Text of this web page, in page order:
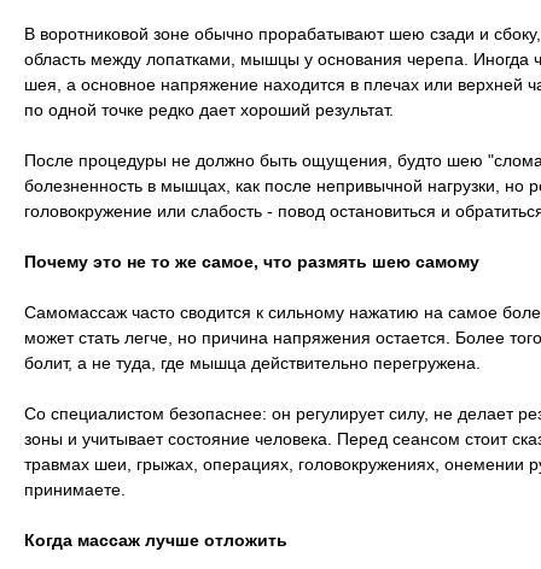
В воротниковой зоне обычно прорабатывают шею сзади и
область между лопатками, мышцы у основания черепа. Иногда
шея, а основное напряжение находится в плечах или верхней
по одной точке редко дает хороший результат.
После процедуры не должно быть ощущения, будто шею
болезненность в мышцах, как после непривычной нагрузки, но
головокружение или слабость - повод остановиться и
Почему это не то же самое, что размять шею самому
Самомассаж часто сводится к сильному нажатию на самое
может стать легче, но причина напряжения остается. Более
болит, а не туда, где мышца действительно перегружена.
Со специалистом безопаснее: он регулирует силу, не делает
зоны и учитывает состояние человека. Перед сеансом стоит
травмах шеи, грыжах, операциях, головокружениях, онемении
принимаете.
Когда массаж лучше отложить